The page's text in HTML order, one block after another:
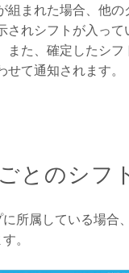
組まれた場合、他の
されシフトが入って
また、確定したシ
て通知されます。
とのシフ
所属している場合
。